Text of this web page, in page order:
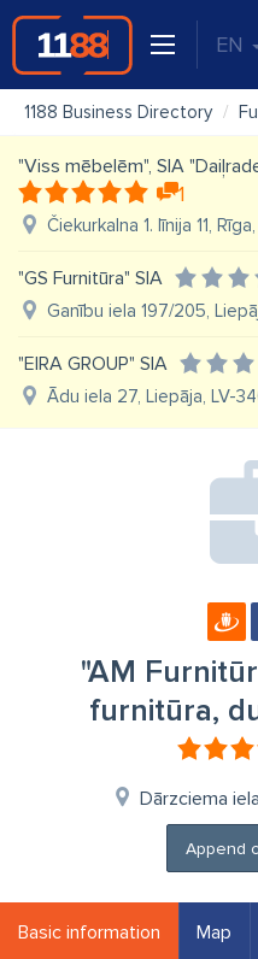
EN
1188 Business Directory
"Viss mēbelēm", SIA
1
Čiekurkalna 1. līnija 11,
"GS Furnitūra" SIA
Ganību iela 197/205,
"EIRA GROUP" SIA
Ādu iela 27, Liepāja, LV-
"AM
furnitūra,
Dārzciema
Append
Basic information Map